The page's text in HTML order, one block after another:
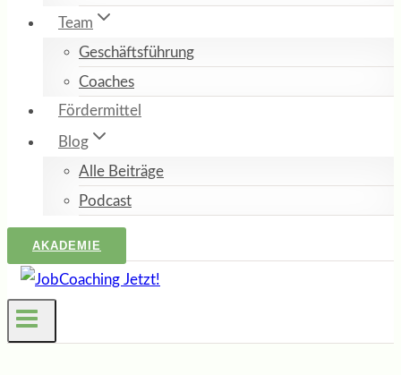
Team
Geschäftsführung
Coaches
Fördermittel
Blog
Alle Beiträge
Podcast
AKADEMIE